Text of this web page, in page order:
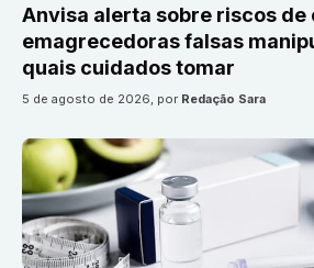
Anvisa alerta sobre riscos de
emagrecedoras falsas
quais cuidados tomar
5 de agosto de 2026, por Redação Sara